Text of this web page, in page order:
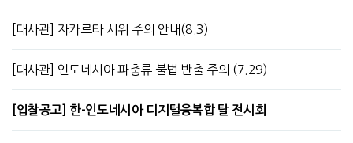
[대사관] 자카르타 시위 주의 안내(8.3)
[대사관] 인도네시아 파충류 불법 반출 주의 (7.29)
[입찰공고] 한-인도네시아 디지털융복합 탈 전시회